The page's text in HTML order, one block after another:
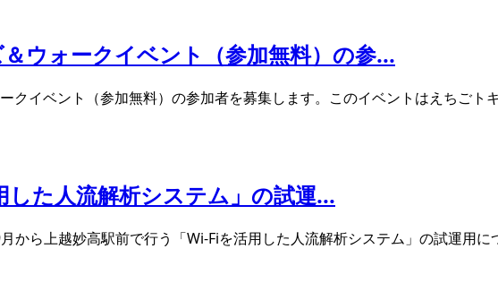
ウォークイベント（参加無料）の参...
イベント（参加無料）の参加者を募集します。このイベントはえちごト
た人流解析システム」の試運...
から上越妙高駅前で行う「Wi-Fiを活用した人流解析システム」の試運用